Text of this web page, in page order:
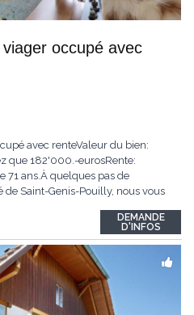
occupé avec
avec renteValeur du bien:
que 182'000.-eurosRente:
71 ans.À quelques pas de
de Saint-Genis-Pouilly, nous vous
un investissement patrimonial
du bien...
DEMANDE
D'INFOS